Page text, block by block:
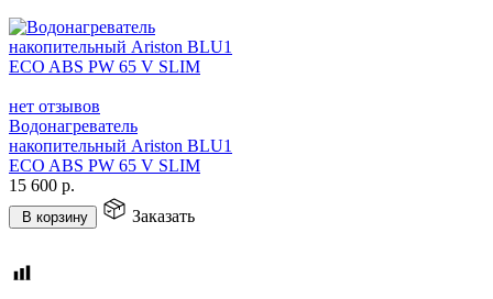
нет отзывов
Водонагреватель
накопительный Ariston BLU1
ECO ABS PW 65 V SLIM
15 600 р.
В корзину Заказать